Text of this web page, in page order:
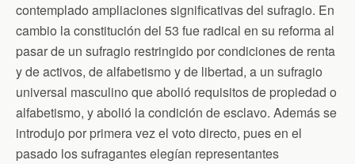
contemplado ampliaciones significativas del sufragio. En
cambio la constitución del 53 fue radical en su reforma al
pasar de un sufragio restringido por condiciones de renta
y de activos, de alfabetismo y de libertad, a un sufragio
universal masculino que abolió requisitos de propiedad o
alfabetismo, y abolió la condición de esclavo. Además se
introdujo por primera vez el voto directo, pues en el
pasado los sufragantes elegían representantes